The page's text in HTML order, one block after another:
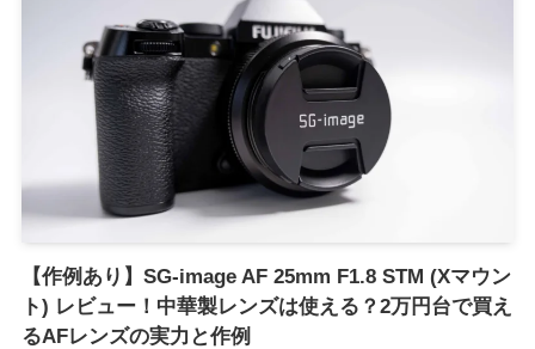
【作例あり】SG-image AF 25mm F1.8 STM (Xマウン
ト) レビュー！中華製レンズは使える？2万円台で買え
るAFレンズの実力と作例